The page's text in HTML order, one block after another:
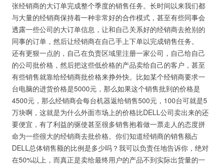
张经销商的大订单完成整个季度的销售任务。长时间以来我们都
与大量的经销商保持着一种非常好的合作模式，甚至有些同事会
透露一些公司的大订单信息，让和自己关系好的经销商去抢别的
同事的订单，然后让经销商在自己手上下单以完成销售任务。
还有更狠一点的，自己在负责区域里注册一家公司，自己给自己
的公司批价格，然后把这些低价格的产品卖给自己的客户，甚至
有些销售就靠给经销商批价格来挣外快。比如某个经销商要求一
台电脑的进货价格是5000元，那么如果这个销售批到的价格是
4500元，那么经销商会每台机器返给销售500元，100台可就是5
万块啊，这就是为什么外面市场上的价格比DELL公司卖出来的还
要便宜，有了利益的驱使甚至很多销售抱着做一票走人的态度拼
命为一些很大的经销商去批价格。你们知道经销商的销售额占
DELL总体销售额的比例是多少吗？我可以负责任地告诉你，绝对
在50%以上，而真正是卖给最终用户的产品不到实际出货量的一